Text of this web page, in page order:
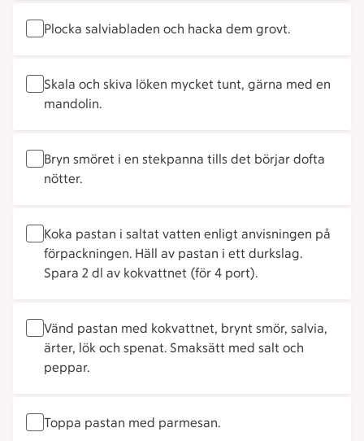
Plocka salviabladen och hacka dem grovt.
Skala och skiva löken mycket tunt, gärna med en
mandolin.
Bryn smöret i en stekpanna tills det börjar dofta
nötter.
Koka pastan i saltat vatten enligt anvisningen på
förpackningen. Häll av pastan i ett durkslag.
Spara 2 dl av kokvattnet (för 4 port).
Vänd pastan med kokvattnet, brynt smör, salvia,
ärter, lök och spenat. Smaksätt med salt och
peppar.
Toppa pastan med parmesan.